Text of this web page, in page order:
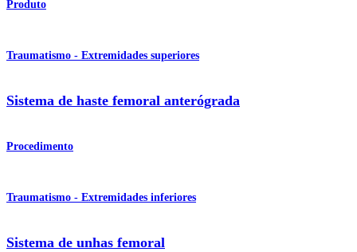
Produto
Traumatismo - Extremidades superiores
Sistema de haste femoral anterógrada
Procedimento
Traumatismo - Extremidades inferiores
Sistema de unhas femoral